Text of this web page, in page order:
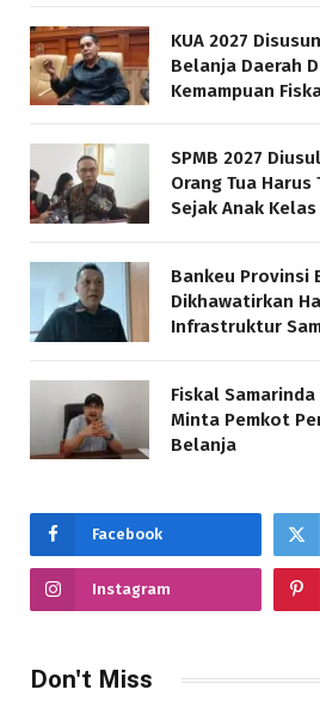
KUA 2027
Belanja Daerah
Kemampuan
SPMB 2027
Orang Tua Harus
Sejak Anak Kelas
Bankeu Provinsi
Dikhawatirkan
Infrastruktur
Fiskal Samarinda
Minta Pemkot
Belanja
Facebook
Instagram
Don't Miss